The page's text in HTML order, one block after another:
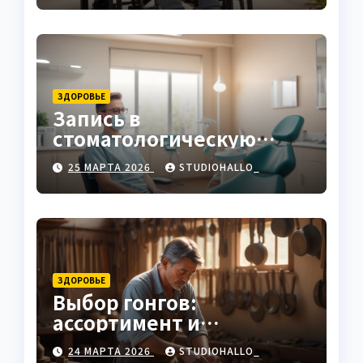
ЗДОРОВЬЕ
Запись в
стоматологическую
клинику
25 МАРТА 2026 STUDIOHALLO_
ЗДОРОВЬЕ
Выбор гонгов:
ассортимент и
характеристики
24 МАРТА 2026 STUDIOHALLO_